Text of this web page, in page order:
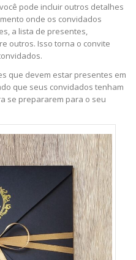
pode incluir outros detalhes
onde os convidados
a lista de presentes,
outros. Isso torna o convite
que devem estar presentes em
que seus convidados tenham
se prepararem para o seu